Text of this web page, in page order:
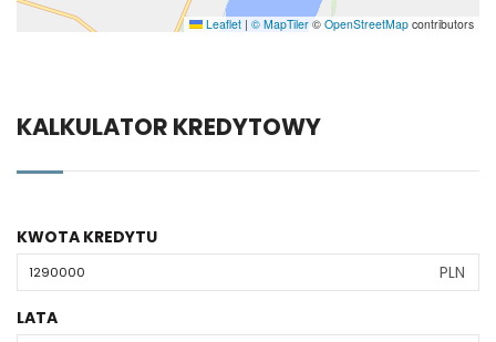
Leaflet | © MapTiler © OpenStreetMap contributors
KALKULATOR KREDYTOWY
KWOTA KREDYTU
PLN
LATA